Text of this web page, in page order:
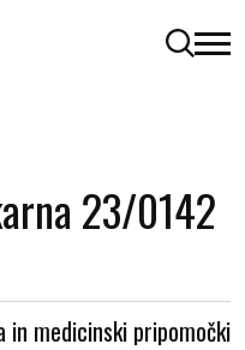
odpri
23/0142
in medicinski pripomočki